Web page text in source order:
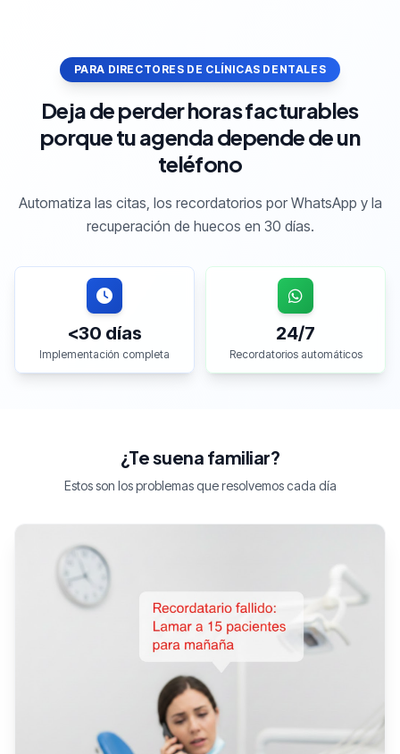
PARA DIRECTORES DE CLÍNICAS DENTALES
Deja de perder horas facturables
porque tu agenda depende de un
teléfono
Automatiza las citas, los recordatorios por WhatsApp y la
recuperación de huecos en 30 días.
<30 días
Implementación completa
24/7
Recordatorios automáticos
¿Te suena familiar?
Estos son los problemas que resolvemos cada día